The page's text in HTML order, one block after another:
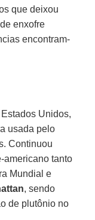
que deixou
enxofre
encontram-
Unidos,
usada pelo
Continuou
americano tanto
Mundial e
, sendo
de plutônio no